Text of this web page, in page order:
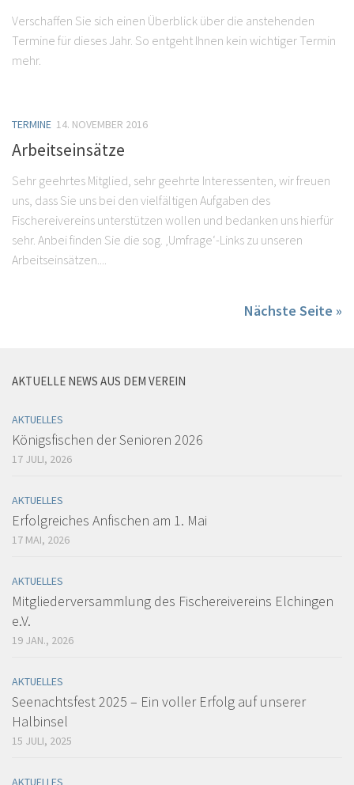
Verschaffen Sie sich einen Überblick über die anstehenden
Termine für dieses Jahr. So entgeht Ihnen kein wichtiger Termin
mehr.
TERMINE 14. NOVEMBER 2016
Arbeitseinsätze
Sehr geehrtes Mitglied, sehr geehrte Interessenten, wir freuen
uns, dass Sie uns bei den vielfältigen Aufgaben des
Fischereivereins unterstützen wollen und bedanken uns hierfür
sehr. Anbei finden Sie die sog. ‚Umfrage‘-Links zu unseren
Arbeitseinsätzen....
Nächste Seite »
AKTUELLE NEWS AUS DEM VEREIN
AKTUELLES
Königsfischen der Senioren 2026
17 JULI, 2026
AKTUELLES
Erfolgreiches Anfischen am 1. Mai
17 MAI, 2026
AKTUELLES
Mitgliederversammlung des Fischereivereins Elchingen
e.V.
19 JAN., 2026
AKTUELLES
Seenachtsfest 2025 – Ein voller Erfolg auf unserer
Halbinsel
15 JULI, 2025
AKTUELLES